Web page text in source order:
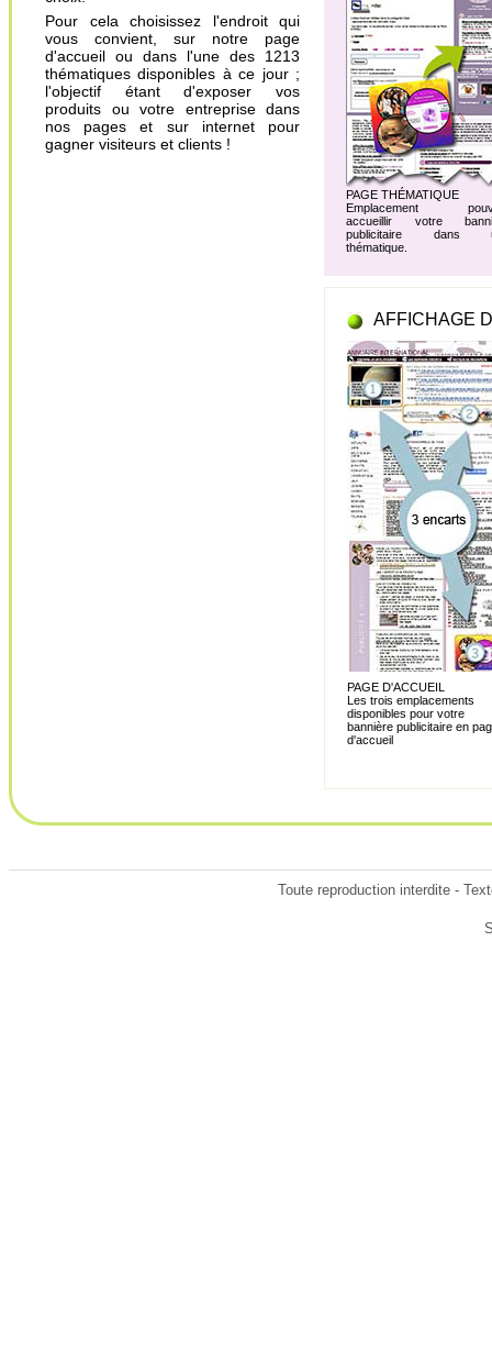
Pour cela choisissez l'endroit qui
vous convient, sur notre page
d'accueil ou dans l'une des 1213
thématiques disponibles à ce jour ;
l'objectif étant d'exposer vos
produits ou votre entreprise dans
nos pages et sur internet pour
gagner visiteurs et clients !
PAGE THÉMATIQUE
Emplacement
accueillir votre
publicitaire dans
thématique.
AFFICHAGE
PAGE D'ACCUEIL
Les trois emplacements
disponibles pour votre
bannière publicitaire en
d'accueil
Toute reproduction interdite -